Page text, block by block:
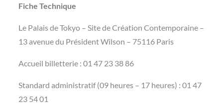
Fiche Technique
Le Palais de Tokyo – Site de Création Contemporaine –
13 avenue du Président Wilson – 75116 Paris
Accueil billetterie : 01 47 23 38 86
Standard administratif (09 heures – 17 heures) : 01 47
23 54 01